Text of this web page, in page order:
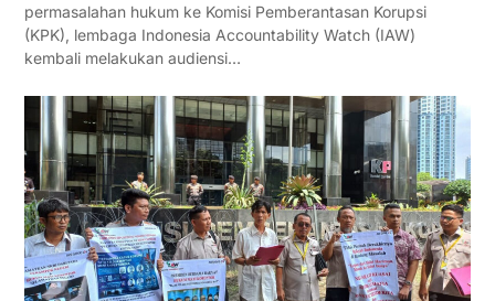
permasalahan hukum ke Komisi Pemberantasan Korupsi
(KPK), lembaga Indonesia Accountability Watch (IAW)
kembali melakukan audiensi…